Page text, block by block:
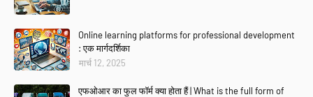
Online learning platforms for professional development
: एक मार्गदर्शिका
मार्च 12, 2025
एफओआर का फुल फॉर्म क्या होता हैं | What is the full form of